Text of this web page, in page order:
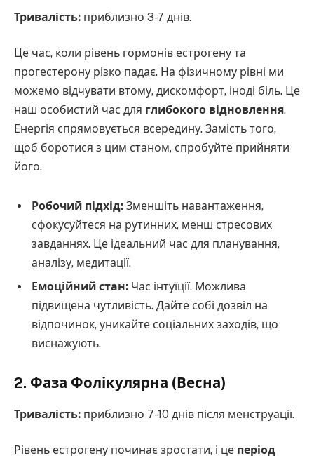
Тривалість: приблизно 3-7 днів.
Це час, коли рівень гормонів естрогену та
прогестерону різко падає. На фізичному рівні ми
можемо відчувати втому, дискомфорт, іноді біль. Це
наш особистий час для глибокого відновлення.
Енергія спрямовується всередину. Замість того,
щоб боротися з цим станом, спробуйте прийняти
його.
Робочий підхід: Зменшіть навантаження,
сфокусуйтеся на рутинних, менш стресових
завданнях. Це ідеальний час для планування,
аналізу, медитації.
Емоційний стан: Час інтуїції. Можлива
підвищена чутливість. Дайте собі дозвіл на
відпочинок, уникайте соціальних заходів, що
виснажують.
2. Фаза Фолікулярна (Весна)
Тривалість: приблизно 7-10 днів після менструації.
Рівень естрогену починає зростати, і це період